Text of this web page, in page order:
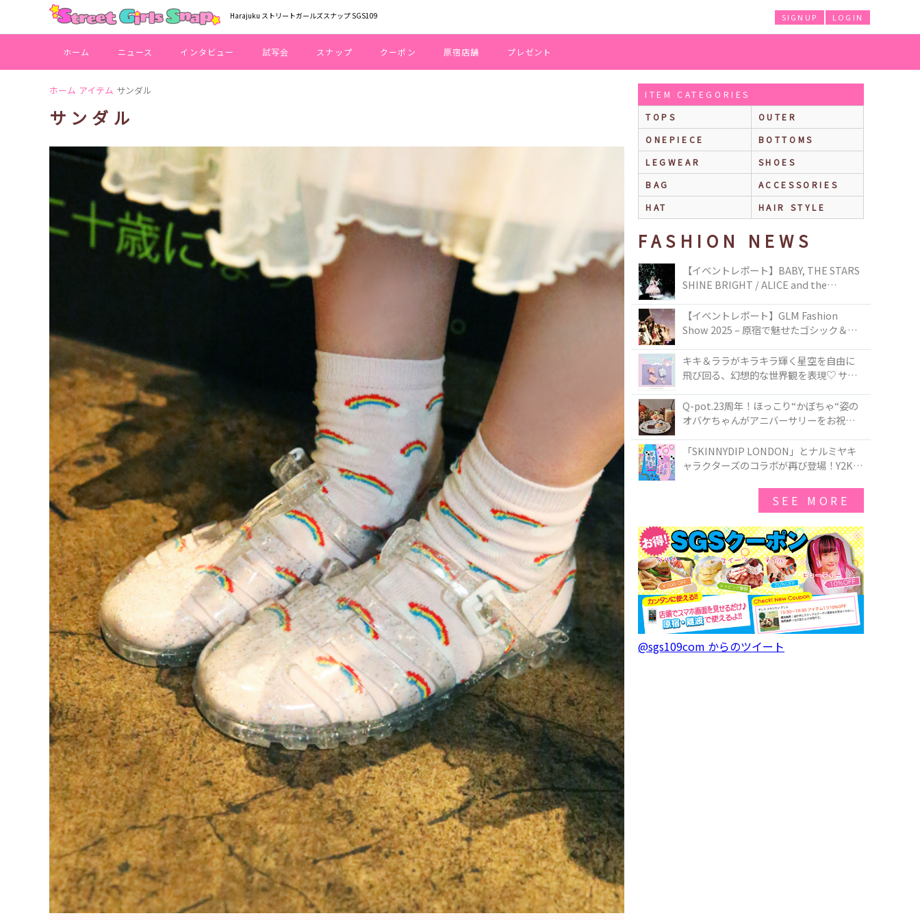
Harajuku ストリートガールズスナップ SGS109 LOGIN
SIGNUP
ホーム ニュース インタビュー 試写会 スナップ クーポン 原宿店舗 プレゼント
ホーム アイテム サンダル
サンダル
ITEM CATEGORIES
TOPS
OUTER
ONEPIECE
BOTTOMS
LEGWEAR
SHOES
BAG
ACCESSORIES
HAT
HAIR STYLE
FASHION NEWS
【イベントレポート】BABY, THE STARS
SHINE BRIGHT / ALICE and the
TOKYO
【イベントレポート】GLM Fashion
Show 2025 – 原宿で魅せたゴシック＆ロ
キキ＆ララがキラキラ輝く星空を自由に
飛び回る、幻想的な世界観を表現♡ サマ
50周年アニバーサリーイヤー』を記念し
たコレクションが登場
Q-pot.23周年！ほっこり“かぼちゃ“姿の
オバケちゃんがアニバーサリーをお祝い
ー」が新発売！Q-pot CAFE.では「かぼち
ゃのオバケーキプレート」も登場
「SKINNYDIP LONDON」とナルミヤキ
ャラクターズのコラボが再び登場！Y2Kム
SEE MORE
@sgs109com からのツイート